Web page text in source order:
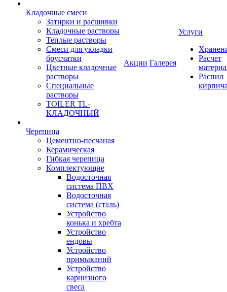
Кладочные смеси
Затирки и расшивки
Кладочные растворы
Теплые растворы
Смеси для укладки
брусчатки
Цветные кладочные
растворы
Специальные
растворы
TOILER TL-
КЛАДОЧНЫЙ
Черепица
Цементно-песчаная
Керамическая
Гибкая черепица
Комплектующие
Водосточная
система ПВХ
Водосточная
система (сталь)
Устройство
конька и хребта
Устройство
ендовы
Устройство
примыканий
Устройство
карнизного
свеса
Акции Галерея
Услуги
Расчет
Распил